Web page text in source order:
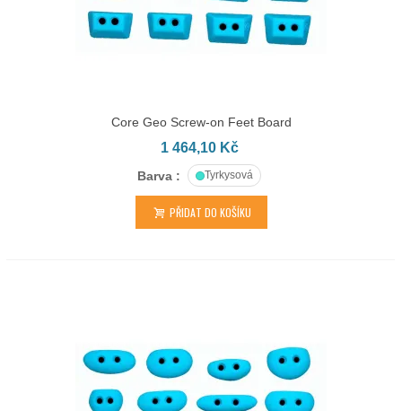
Core Geo Screw-on Feet Board
1 464,10 Kč
Barva : Tyrkysová
PŘIDAT DO KOŠÍKU